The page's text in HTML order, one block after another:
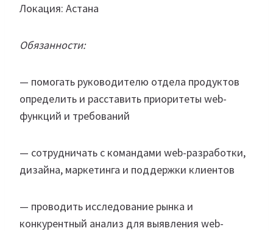
Локация: Астана
Обязанности:
— помогать руководителю отдела продуктов
определить и расставить приоритеты web-
функций и требований
— сотрудничать с командами web-разработки,
дизайна, маркетинга и поддержки клиентов
— проводить исследование рынка и
конкурентный анализ для выявления web-